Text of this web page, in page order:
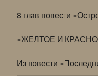
8 глав повести
«ЖЕЛТОЕ И
Из повести